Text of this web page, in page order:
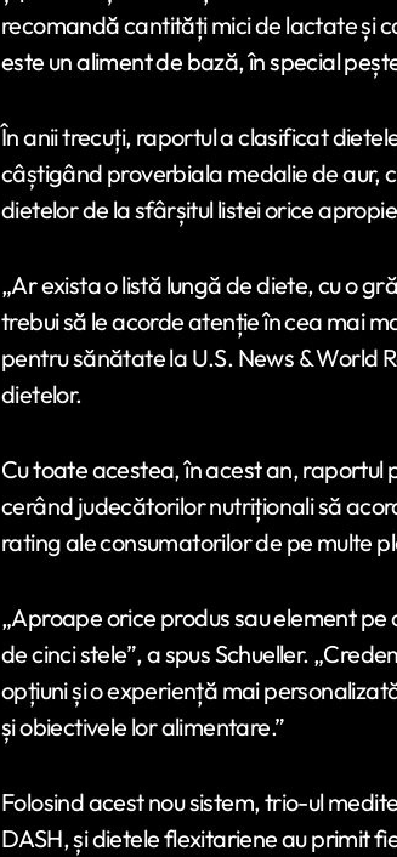
recomandă cantități mici de lactate și
este un aliment de bază, în special
În anii trecuți, raportul a clasificat
câștigând proverbiala medalie de aur,
dietelor de la sfârșitul listei orice
„Ar exista o listă lungă de diete, cu o
trebui să le acorde atenție în cea mai
pentru sănătate la U.S. News & World
dietelor.
Cu toate acestea, în acest an,
cerând judecătorilor nutriționali să
rating ale consumatorilor de pe multe
„Aproape orice produs sau element
de cinci stele”, a spus Schueller.
opțiuni și o experiență mai
și obiectivele lor alimentare.”
Folosind acest nou sistem, trio-ul
DASH, și dietele flexitariene au primit